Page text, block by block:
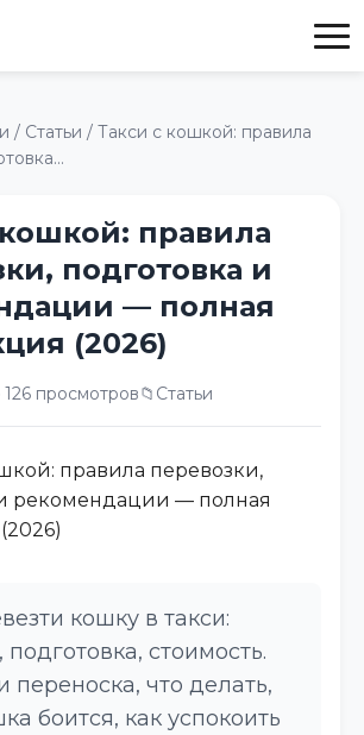
/ Статьи / Такси с кошкой: правила
правила
подготовка и
— полная
(2026)
просмотров📁 Статьи
кошку в такси:
стоимость.
переноска, что делать,
боится, как успокоить